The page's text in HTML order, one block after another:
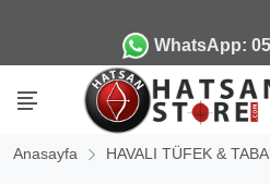
WhatsApp:
Anasayfa HAVALI TÜFEK &